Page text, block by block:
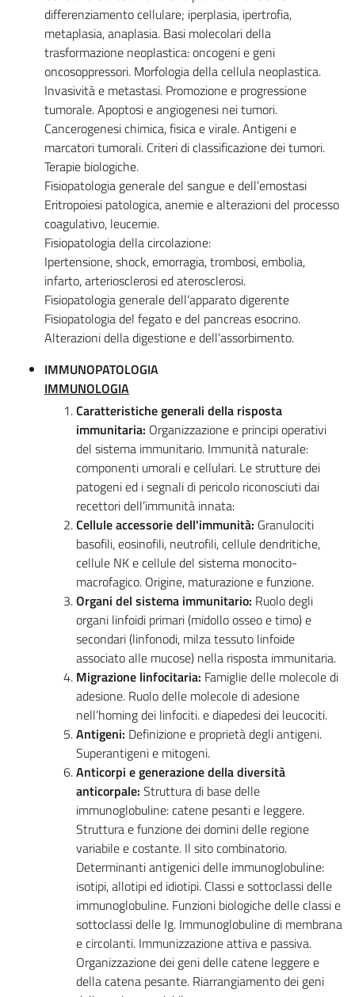
differenziamento cellulare; iperplasia, ipertrofia,
metaplasia, anaplasia. Basi molecolari della
trasformazione neoplastica: oncogeni e geni
oncosoppressori. Morfologia della cellula neoplastica.
Invasività e metastasi. Promozione e progressione
tumorale. Apoptosi e angiogenesi nei tumori.
Cancerogenesi chimica, fisica e virale. Antigeni e
marcatori tumorali. Criteri di classificazione dei tumori.
Terapie biologiche.
Fisiopatologia generale del sangue e dell’emostasi
Eritropoiesi patologica, anemie e alterazioni del processo
coagulativo, leucemie.
Fisiopatologia della circolazione:
Ipertensione, shock, emorragia, trombosi, embolia,
infarto, arteriosclerosi ed aterosclerosi.
Fisiopatologia generale dell’apparato digerente
Fisiopatologia del fegato e del pancreas esocrino.
Alterazioni della digestione e dell’assorbimento.
IMMUNOPATOLOGIA
IMMUNOLOGIA
Caratteristiche generali della risposta
immunitaria: Organizzazione e principi operativi
del sistema immunitario. Immunità naturale:
componenti umorali e cellulari. Le strutture dei
patogeni ed i segnali di pericolo riconosciuti dai
recettori dell’immunità innata:
Cellule accessorie dell'immunità: Granulociti
basofili, eosinofili, neutrofili, cellule dendritiche,
cellule NK e cellule del sistema monocito-
macrofagico. Origine, maturazione e funzione.
Organi del sistema immunitario: Ruolo degli
organi linfoidi primari (midollo osseo e timo) e
secondari (linfonodi, milza tessuto linfoide
associato alle mucose) nella risposta immunitaria.
Migrazione linfocitaria: Famiglie delle molecole di
adesione. Ruolo delle molecole di adesione
nell’homing dei linfociti. e diapedesi dei leucociti.
Antigeni: Definizione e proprietà degli antigeni.
Superantigeni e mitogeni.
Anticorpi e generazione della diversità
anticorpale: Struttura di base delle
immunoglobuline: catene pesanti e leggere.
Struttura e funzione dei domini delle regione
variabile e costante. Il sito combinatorio.
Determinanti antigenici delle immunoglobuline:
isotipi, allotipi ed idiotipi. Classi e sottoclassi delle
immunoglobuline. Funzioni biologiche delle classi e
sottoclassi delle Ig. Immunoglobuline di membrana
e circolanti. Immunizzazione attiva e passiva.
Organizzazione dei geni delle catene leggere e
della catena pesante. Riarrangiamento dei geni